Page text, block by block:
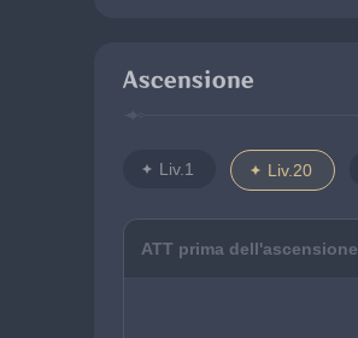
Ascensione
Liv.1 Liv.20
ATT prima dell'ascensione